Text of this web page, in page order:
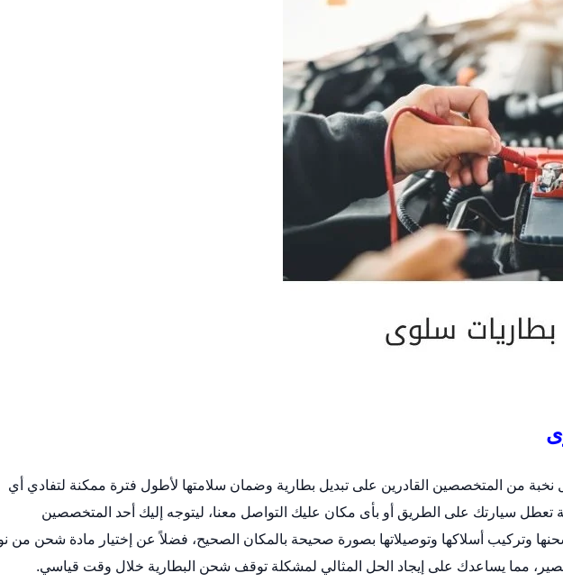
نخبة من المتخصصين القادرين على تبديل بطارية وضمان سلامتها لأطول فترة ممكنة لتفادي أي
تعطل سيارتك على الطريق أو بأى مكان عليك التواصل معنا، ليتوجه إليك أحد المتخصصين
وتركيب أسلاكها وتوصيلاتها بصورة صحيحة بالمكان الصحيح، فضلاً عن إختيار مادة شحن من
مما يساعدك على إيجاد الحل المثالي لمشكلة توقف شحن البطارية خلال وقت قياسي.